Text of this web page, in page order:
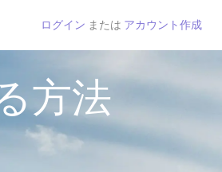
ログイン または アカウント作成
方法